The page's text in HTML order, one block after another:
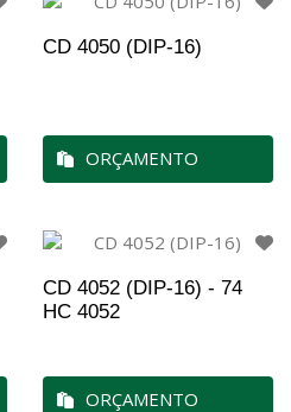
CD 4050 (DIP-16)
ORÇAMENTO
CD 4052 (DIP-16) - 74
HC 4052
ORÇAMENTO